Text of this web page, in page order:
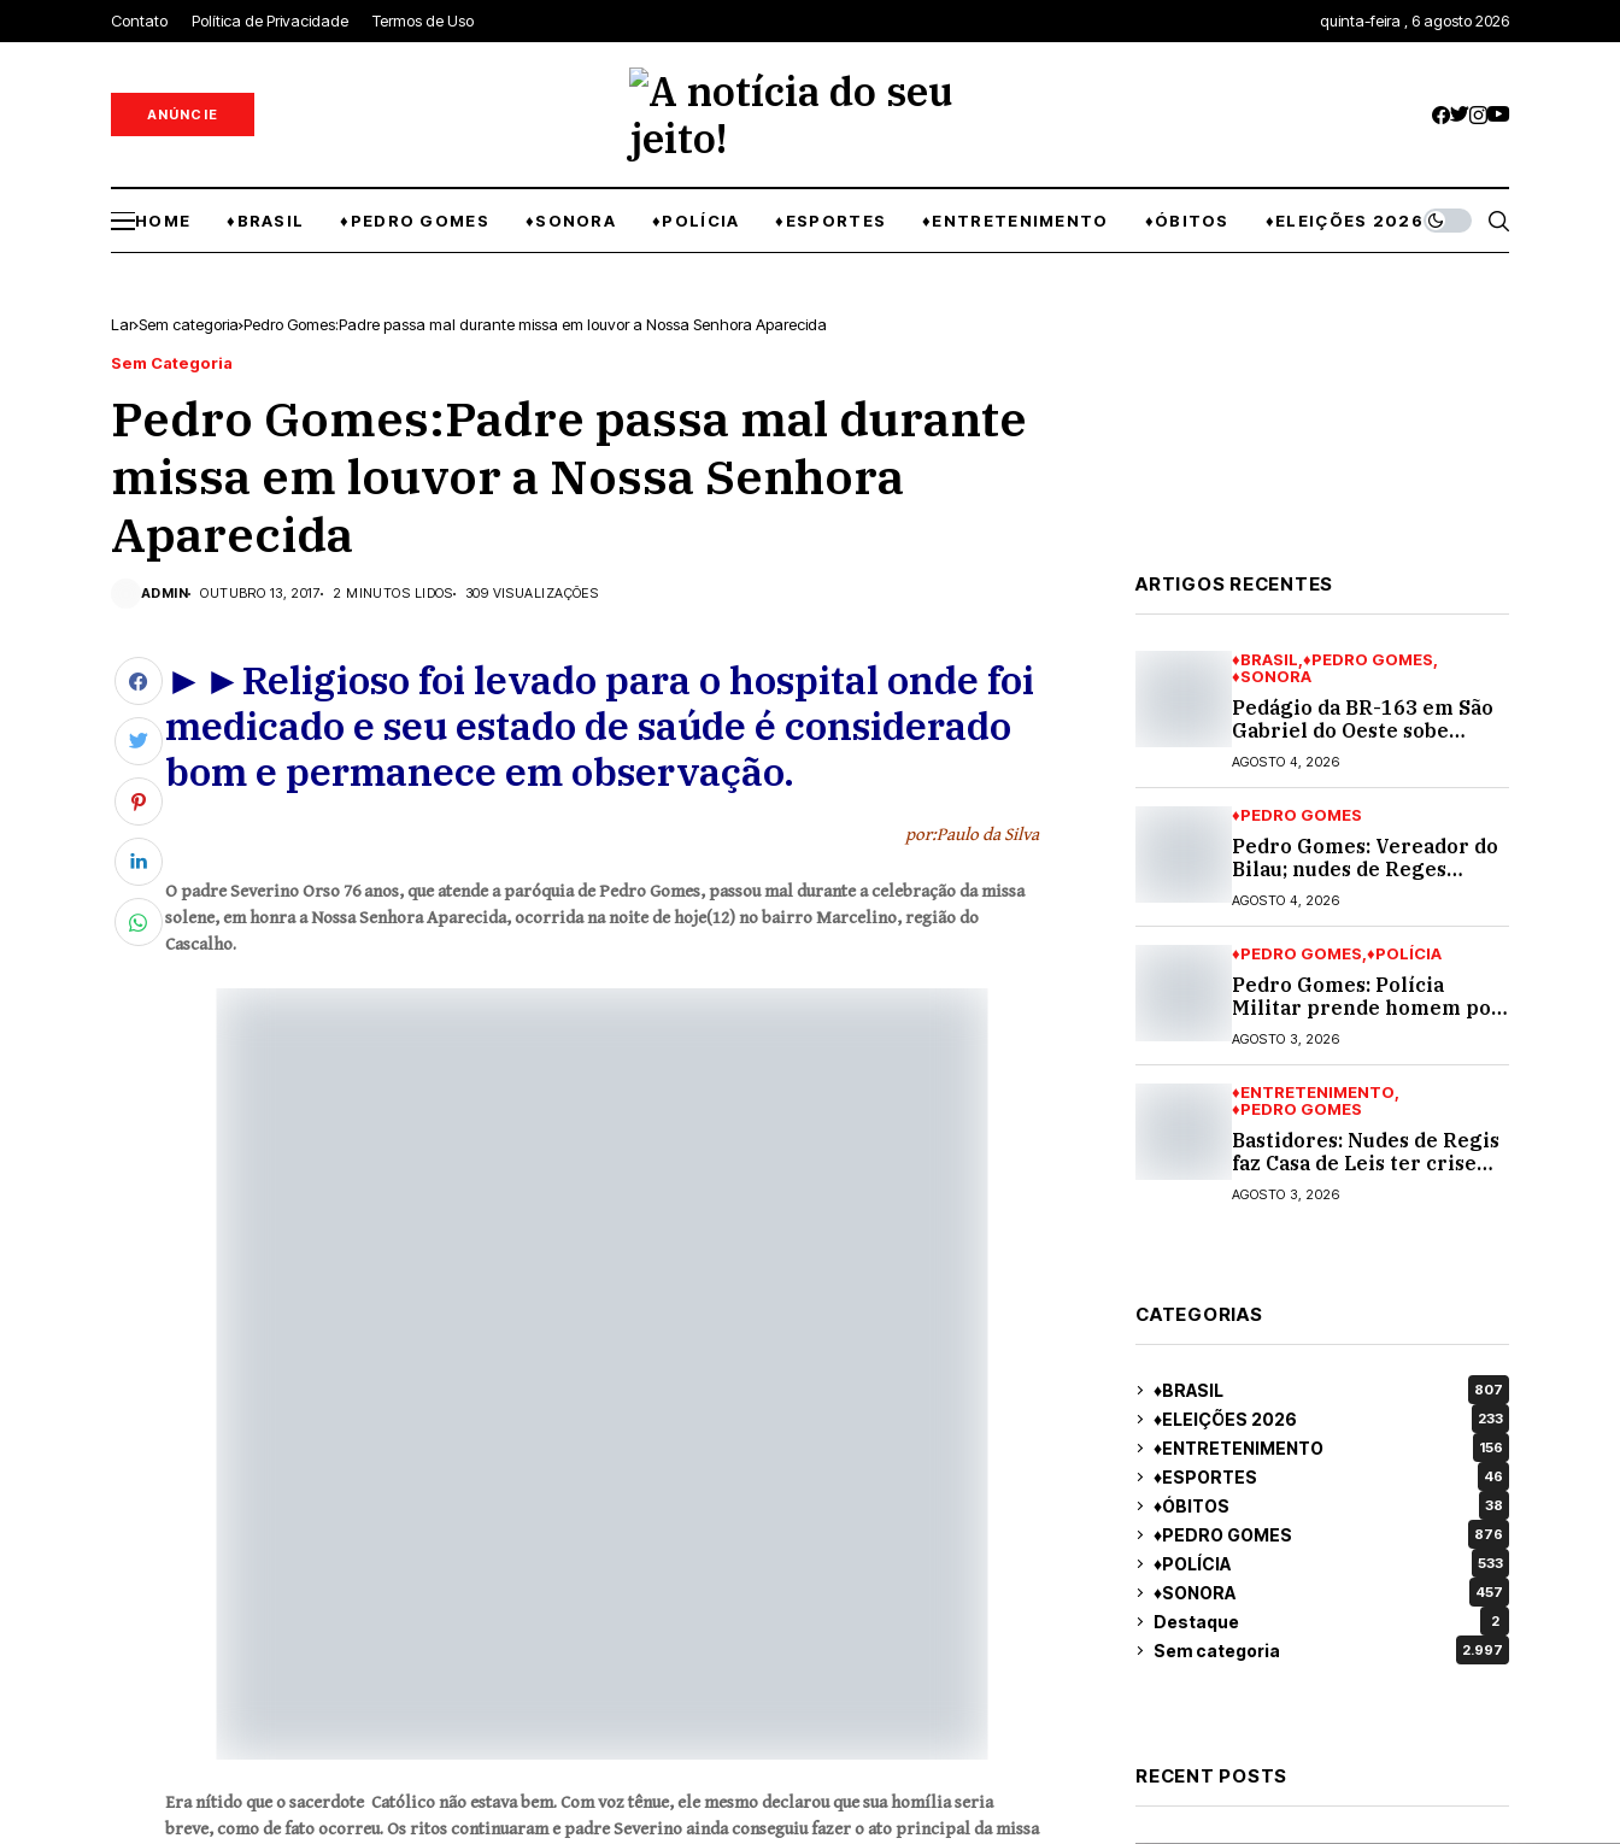
Contato Política de Privacidade Termos de Uso quinta-feira , 6 agosto 2026
ANÚNCIE
HOME ♦BRASIL ♦PEDRO GOMES ♦SONORA ♦POLÍCIA ♦ESPORTES ♦ENTRETENIMENTO ♦ÓBITOS ♦ELEIÇÕES 2026
Lar Sem categoria Pedro Gomes:Padre passa mal durante missa em louvor a Nossa Senhora Aparecida
Sem Categoria
Pedro Gomes:Padre passa mal durante
missa em louvor a Nossa Senhora
Aparecida
ADMIN OUTUBRO 13, 2017 2 MINUTOS LIDOS 309 VISUALIZAÇÕES
►►Religioso foi levado para o hospital onde foi
medicado e seu estado de saúde é considerado
bom e permanece em observação.
por:Paulo da Silva
O padre Severino Orso 76 anos, que atende a paróquia de Pedro Gomes, passou mal durante a celebração da missa
solene, em honra a Nossa Senhora Aparecida, ocorrida na noite de hoje(12) no bairro Marcelino, região do
Cascalho.
Era nítido que o sacerdote Católico não estava bem. Com voz tênue, ele mesmo declarou que sua homília seria
breve, como de fato ocorreu. Os ritos continuaram e padre Severino ainda conseguiu fazer o ato principal da missa
ARTIGOS RECENTES
♦BRASIL ♦PEDRO GOMES
♦SONORA
Pedágio da BR-163 em São
Gabriel do Oeste sobe
40,53% e passa a custar R$
10,70 a partir desta quarta-
AGOSTO 4, 2026
♦PEDRO GOMES
Pedro Gomes: Vereador do
Bilau; nudes de Reges
circula na Assembleia
Legislativa de MS e
AGOSTO 4, 2026
♦PEDRO GOMES ♦POLÍCIA
Pedro Gomes: Polícia
Militar prende homem por
violência doméstica; dois
socos na cara dela
AGOSTO 3, 2026
♦ENTRETENIMENTO
♦PEDRO GOMES
Bastidores: Nudes de Regis
faz Casa de Leis ter crise
moral e ética. Respinga em
todos os vereadores e
AGOSTO 3, 2026
CATEGORIAS
♦BRASIL 807
♦ELEIÇÕES 2026 233
♦ENTRETENIMENTO 156
♦ESPORTES 46
♦ÓBITOS 38
♦PEDRO GOMES 876
♦POLÍCIA 533
♦SONORA 457
Destaque 2
Sem categoria 2.997
RECENT POSTS